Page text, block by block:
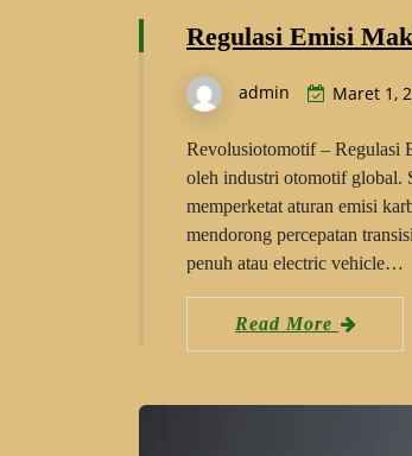
Regulasi Emisi
admin Maret 1,
Revolusiotomotif – Regulasi
oleh industri otomotif global.
memperketat aturan emisi
mendorong percepatan
penuh atau electric vehicle…
Read More